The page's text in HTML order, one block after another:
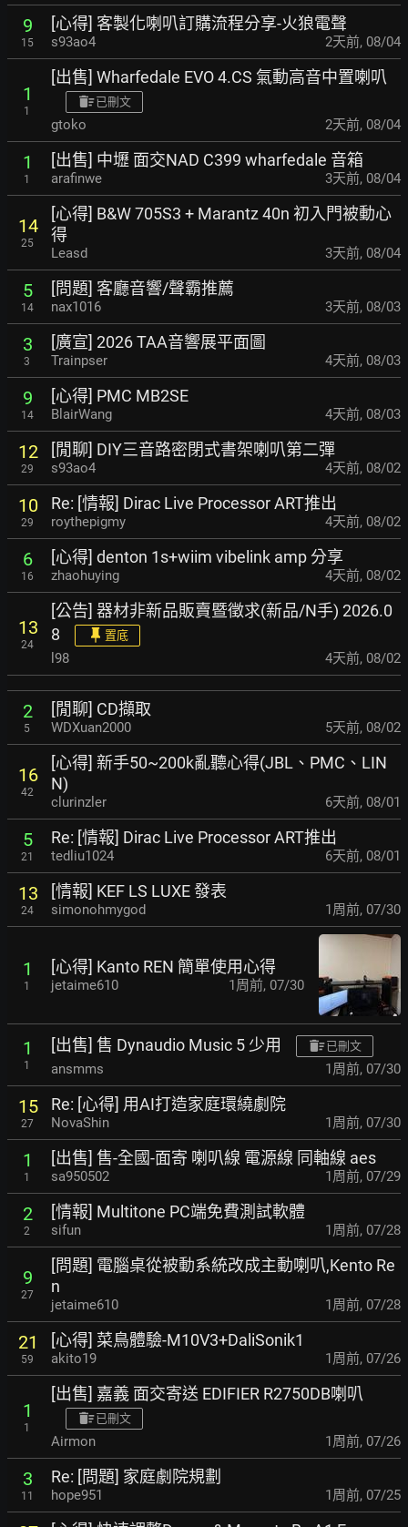
9
15
[心得] 客製化喇叭訂購流程分享-火狼電聲
s93ao4 2天前, 08/04
1
1
[出售] Wharfedale EVO 4.CS 氣動高音中置喇叭
已刪文
gtoko 2天前, 08/04
1
1
[出售] 中壢 面交NAD C399 wharfedale 音箱
arafinwe 3天前, 08/04
14
25
[心得] B&W 705S3 + Marantz 40n 初入門被動心
得
Leasd 3天前, 08/04
5
14
[問題] 客廳音響/聲霸推薦
nax1016 3天前, 08/03
3
3
[廣宣] 2026 TAA音響展平面圖
Trainpser 4天前, 08/03
9
14
[心得] PMC MB2SE
BlairWang 4天前, 08/03
12
29
[閒聊] DIY三音路密閉式書架喇叭第二彈
s93ao4 4天前, 08/02
10
29
Re: [情報] Dirac Live Processor ART推出
roythepigmy 4天前, 08/02
6
16
[心得] denton 1s+wiim vibelink amp 分享
zhaohuying 4天前, 08/02
13
24
[公告] 器材非新品販賣暨徵求(新品/N手) 2026.0
8
置底
l98 4天前, 08/02
2
5
[閒聊] CD擷取
WDXuan2000 5天前, 08/02
16
42
[心得] 新手50~200k亂聽心得(JBL、PMC、LIN
N)
clurinzler 6天前, 08/01
5
21
Re: [情報] Dirac Live Processor ART推出
tedliu1024 6天前, 08/01
13
24
[情報] KEF LS LUXE 發表
simonohmygod 1周前, 07/30
1
1
[心得] Kanto REN 簡單使用心得
jetaime610 1周前, 07/30
1
1
[出售] 售 Dynaudio Music 5 少用 已刪文
ansmms 1周前, 07/30
15
27
Re: [心得] 用AI打造家庭環繞劇院
NovaShin 1周前, 07/30
1
1
[出售] 售-全國-面寄 喇叭線 電源線 同軸線 aes
sa950502 1周前, 07/29
2
2
[情報] Multitone PC端免費測試軟體
sifun 1周前, 07/28
9
27
[問題] 電腦桌從被動系統改成主動喇叭,Kento Re
n
jetaime610 1周前, 07/28
21
59
[心得] 菜鳥體驗-M10V3+DaliSonik1
akito19 1周前, 07/26
1
1
[出售] 嘉義 面交寄送 EDIFIER R2750DB喇叭
已刪文
Airmon 1周前, 07/26
3
11
Re: [問題] 家庭劇院規劃
hope951 1周前, 07/25